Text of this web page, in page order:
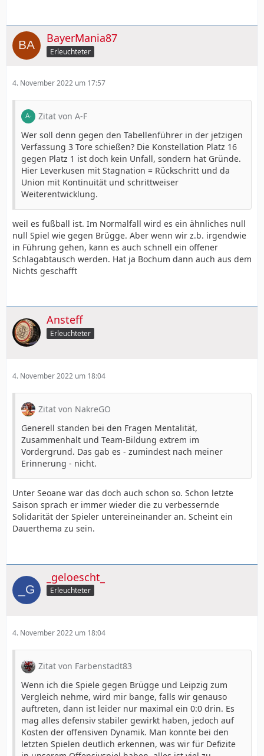
BayerMania87
Erleuchteter
4. November 2022 um 17:57
Zitat von A-F
Wer soll denn gegen den Tabellenführer in der jetzigen
Verfassung 3 Tore schießen? Die Konstellation Platz 16
gegen Platz 1 ist doch kein Unfall, sondern hat Gründe.
Hier Leverkusen mit Stagnation = Rückschritt und da
Union mit Kontinuität und schrittweiser
Weiterentwicklung.
weil es fußball ist. Im Normalfall wird es ein ähnliches null
null Spiel wie gegen Brügge. Aber wenn wir z.b. irgendwie
in Führung gehen, kann es auch schnell ein offener
Schlagabtausch werden. Hat ja Bochum dann auch aus dem
Nichts geschafft
Ansteff
Erleuchteter
4. November 2022 um 18:04
Zitat von NakreGO
Generell standen bei den Fragen Mentalität,
Zusammenhalt und Team-Bildung extrem im
Vordergrund. Das gab es - zumindest nach meiner
Erinnerung - nicht.
Unter Seoane war das doch auch schon so. Schon letzte
Saison sprach er immer wieder die zu verbessernde
Solidarität der Spieler untereineinander an. Scheint ein
Dauerthema zu sein.
_geloescht_
Erleuchteter
4. November 2022 um 18:04
Zitat von Farbenstadt83
Wenn ich die Spiele gegen Brügge und Leipzig zum
Vergleich nehme, wird mir bange, falls wir genauso
auftreten, dann ist leider nur maximal ein 0:0 drin. Es
mag alles defensiv stabiler gewirkt haben, jedoch auf
Kosten der offensiven Dynamik. Man konnte bei den
letzten Spielen deutlich erkennen, was wir für Defizite